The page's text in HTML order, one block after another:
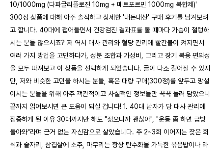
10/1000mg (다파글리플로진 10mg + 메트포르민 1000mg 복합제)'
300정 상품에 대해 아주 솔직하고 상세한 '내돈내산' 구매 후기를 남겨보려
고 합니다. 40대에 접어들면서 건강검진 결과표를 볼 때마다 가슴이 철렁하
시는 분들 많으시죠? 저 역시 대사 관리와 혈당 관리에 빨간불이 켜지면서
여러 가지 방법을 고민하다가, 성분 조합과 가성비, 그리고 장기 복용 편의성
을 모두 따져보고 이 상품을 선택하게 되었습니다. 글이 다소 길어질 수 있지
만, 저와 비슷한 고민을 하시는 분들, 혹은 대량 구매(300정)를 앞두고 망설
이시는 분들을 위해 아주 객관적이고 사실적인 정보들만 꾹꾹 눌러 담았으니
끝까지 읽어보시면 큰 도움이 되실 겁니다! 1. 40대 남자가 당 대사 관리에
집중하게 된 이유 30대까지만 해도 "젊으니까 괜찮아", "운동 좀 하면 금방
돌아와"라며 근거 없는 자신감으로 살았습니다. 주 2~3회 이어지는 잦은 회
식과 술자리, 삼겹살에 소주, 마무리는 항상 탄수화물 가득한 볶음밥이나 라